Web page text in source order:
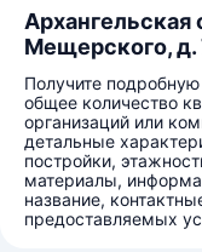
Архангельская
Мещерского, д.
Получите
общее количество
организаций или
детальные
постройки,
материалы,
название,
предоставляемых